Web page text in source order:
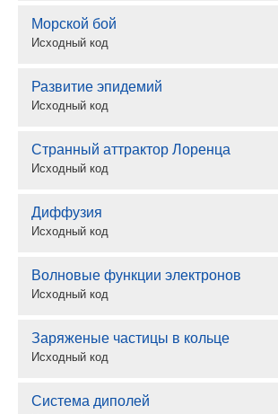
Морской бой
Исходный код
Развитие эпидемий
Исходный код
Странный аттрактор Лоренца
Исходный код
Диффузия
Исходный код
Волновые функции электронов
Исходный код
Заряженые частицы в кольце
Исходный код
Система диполей